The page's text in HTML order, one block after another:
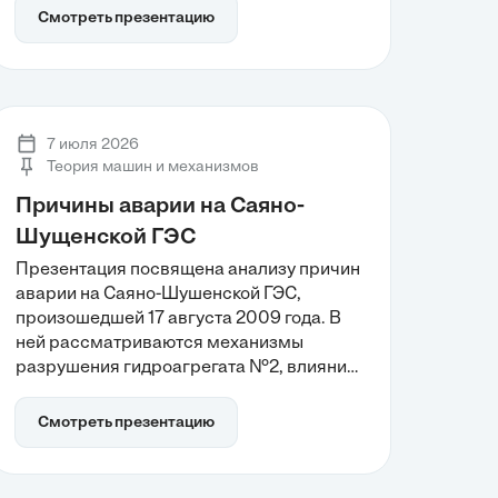
скоростей и передаточных отношений, а
также анализ нагрузок и мощностей на
эффективно выбирать электродвигатели
и минимизировать потери на трение, что
критично для обеспечения надежности
Смотреть презентацию
7 июля 2026
Теория машин и механизмов
Причины аварии на Саяно-
Шущенской ГЭС
Презентация посвящена анализу причин
аварии на Саяно-Шушенской ГЭС,
произошедшей 17 августа 2009 года. В
ней рассматриваются механизмы
разрушения гидроагрегата №2, влияние
разрушение крепежных элементов.
Также акцентируется внимание на
Смотреть презентацию